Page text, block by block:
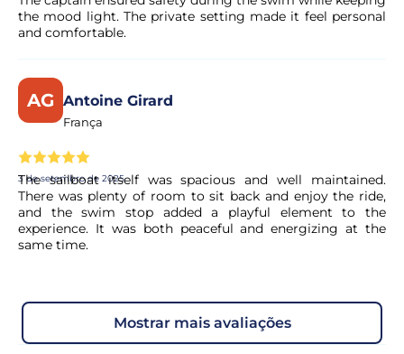
the mood light. The private setting made it feel personal
and comfortable.
AG Antoine Girard
França
3 de setembro de 2025
The sailboat itself was spacious and well maintained.
There was plenty of room to sit back and enjoy the ride,
and the swim stop added a playful element to the
experience. It was both peaceful and energizing at the
same time.
mostrar mais avaliações